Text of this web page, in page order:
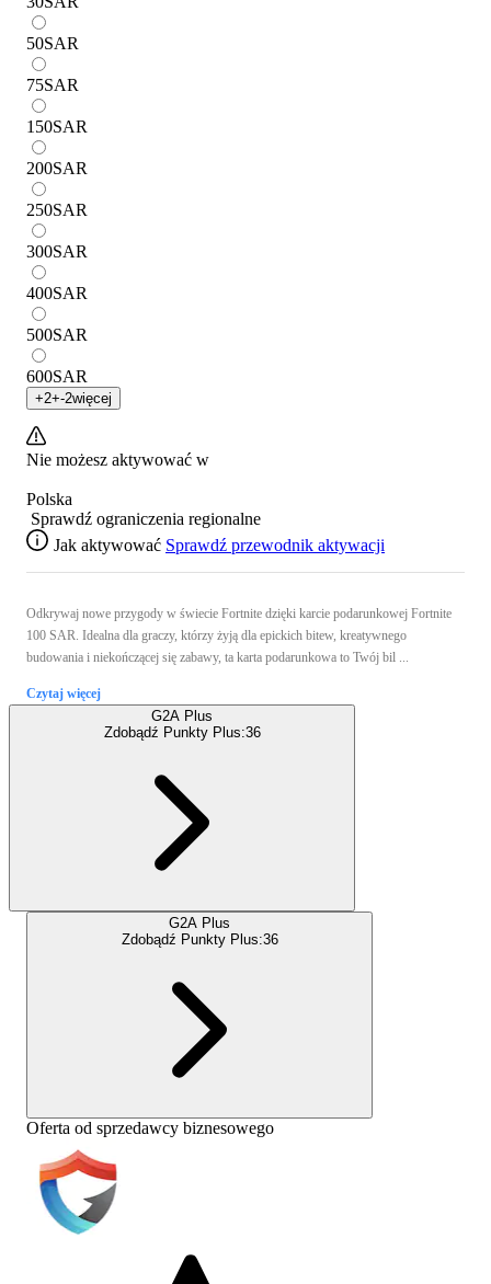
50SAR
75SAR
150SAR
200SAR
250SAR
300SAR
400SAR
500SAR
600SAR
+2+-2więcej
Nie możesz aktywować w
Polska
Sprawdź ograniczenia regionalne
Jak aktywować Sprawdź przewodnik aktywacji
Odkrywaj nowe przygody w świecie Fortnite dzięki karcie podarunkowej Fortnite
100 SAR. Idealna dla graczy, którzy żyją dla epickich bitew, kreatywnego
budowania i niekończącej się zabawy, ta karta podarunkowa to Twój bil ...
Czytaj więcej
G2A Plus
Zdobądź Punkty Plus:36
G2A Plus
Zdobądź Punkty Plus:36
Oferta od sprzedawcy biznesowego